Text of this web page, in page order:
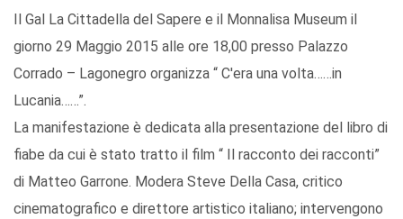
Il Gal La Cittadella del Sapere e il Monnalisa Museum il
giorno 29 Maggio 2015 alle ore 18,00 presso Palazzo
Corrado – Lagonegro organizza “ C'era una volta……in
Lucania……”.
La manifestazione è dedicata alla presentazione del libro di
fiabe da cui è stato tratto il film “ Il racconto dei racconti”
di Matteo Garrone. Modera Steve Della Casa, critico
cinematografico e direttore artistico italiano; intervengono